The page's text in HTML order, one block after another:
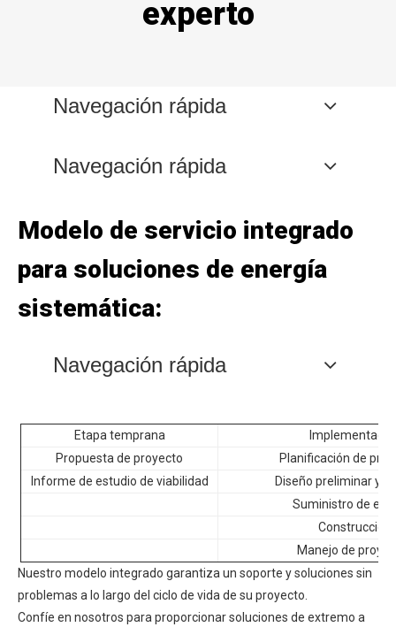
experto
Navegación rápida
Navegación rápida
Modelo de servicio integrado
para soluciones de energía
sistemática:
Navegación rápida
Etapa temprana
Propuesta de proyecto
Planificación de
Informe de estudio de viabilidad
Diseño preliminar y
Suministro de
Construcción
Manejo de
Nuestro modelo integrado garantiza un soporte y soluciones sin
problemas a lo largo del ciclo de vida de su proyecto.
Confíe en nosotros para proporcionar soluciones de extremo a